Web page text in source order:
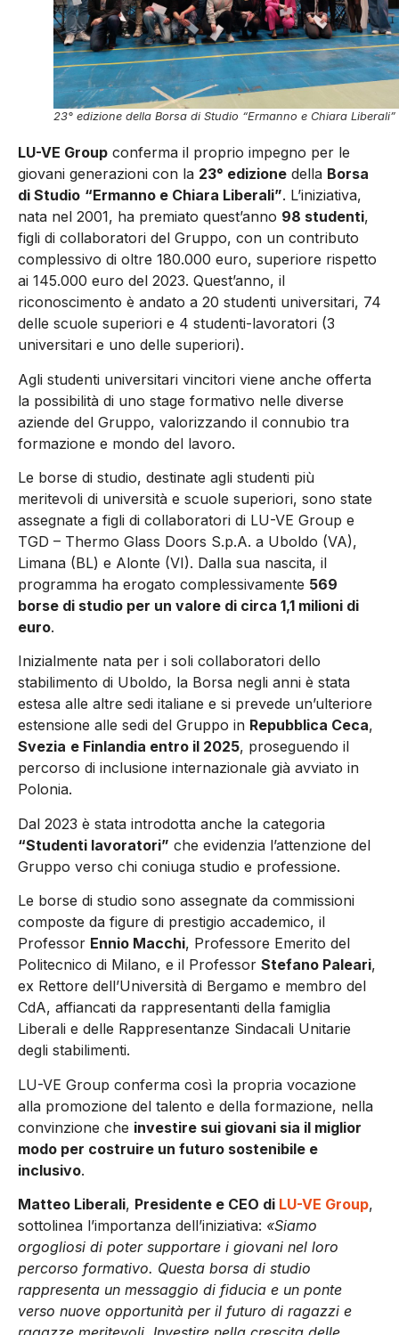
23° edizione della Borsa di Studio “Ermanno e Chiara Liberali”
LU-VE Group conferma il proprio impegno per le
giovani generazioni con la 23° edizione della Borsa
di Studio “Ermanno e Chiara Liberali”. L’iniziativa,
nata nel 2001, ha premiato quest’anno 98 studenti,
figli di collaboratori del Gruppo, con un contributo
complessivo di oltre 180.000 euro, superiore rispetto
ai 145.000 euro del 2023. Quest’anno, il
riconoscimento è andato a 20 studenti universitari, 74
delle scuole superiori e 4 studenti-lavoratori (3
universitari e uno delle superiori).
Agli studenti universitari vincitori viene anche offerta
la possibilità di uno stage formativo nelle diverse
aziende del Gruppo, valorizzando il connubio tra
formazione e mondo del lavoro.
Le borse di studio, destinate agli studenti più
meritevoli di università e scuole superiori, sono state
assegnate a figli di collaboratori di LU-VE Group e
TGD – Thermo Glass Doors S.p.A. a Uboldo (VA),
Limana (BL) e Alonte (VI). Dalla sua nascita, il
programma ha erogato complessivamente 569
borse di studio per un valore di circa 1,1 milioni di
euro.
Inizialmente nata per i soli collaboratori dello
stabilimento di Uboldo, la Borsa negli anni è stata
estesa alle altre sedi italiane e si prevede un’ulteriore
estensione alle sedi del Gruppo in Repubblica Ceca,
Svezia e Finlandia entro il 2025, proseguendo il
percorso di inclusione internazionale già avviato in
Polonia.
Dal 2023 è stata introdotta anche la categoria
“Studenti lavoratori” che evidenzia l’attenzione del
Gruppo verso chi coniuga studio e professione.
Le borse di studio sono assegnate da commissioni
composte da figure di prestigio accademico, il
Professor Ennio Macchi, Professore Emerito del
Politecnico di Milano, e il Professor Stefano Paleari,
ex Rettore dell’Università di Bergamo e membro del
CdA, affiancati da rappresentanti della famiglia
Liberali e delle Rappresentanze Sindacali Unitarie
degli stabilimenti.
LU-VE Group conferma così la propria vocazione
alla promozione del talento e della formazione, nella
convinzione che investire sui giovani sia il miglior
modo per costruire un futuro sostenibile e
inclusivo.
Matteo Liberali, Presidente e CEO di LU-VE Group,
sottolinea l’importanza dell’iniziativa: «Siamo
orgogliosi di poter supportare i giovani nel loro
percorso formativo. Questa borsa di studio
rappresenta un messaggio di fiducia e un ponte
verso nuove opportunità per il futuro di ragazzi e